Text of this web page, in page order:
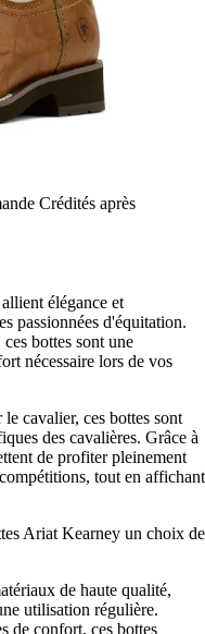
Crédités après
élégance et
passionnées d'équitation.
bottes sont une
nécessaire lors de vos
cavalier, ces bottes sont
des cavalières. Grâce à
de profiter pleinement
tout en affichant
Ariat Kearney un choix de
de haute qualité,
utilisation régulière.
de confort, ces bottes